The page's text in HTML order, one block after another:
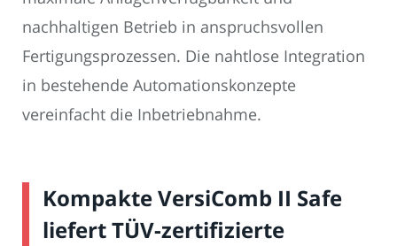
nachhaltigen Betrieb in anspruchsvollen
Fertigungsprozessen. Die nahtlose Integration
in bestehende Automationskonzepte
vereinfacht die Inbetriebnahme.
Kompakte VersiComb II Safe
liefert TÜV-zertifizierte